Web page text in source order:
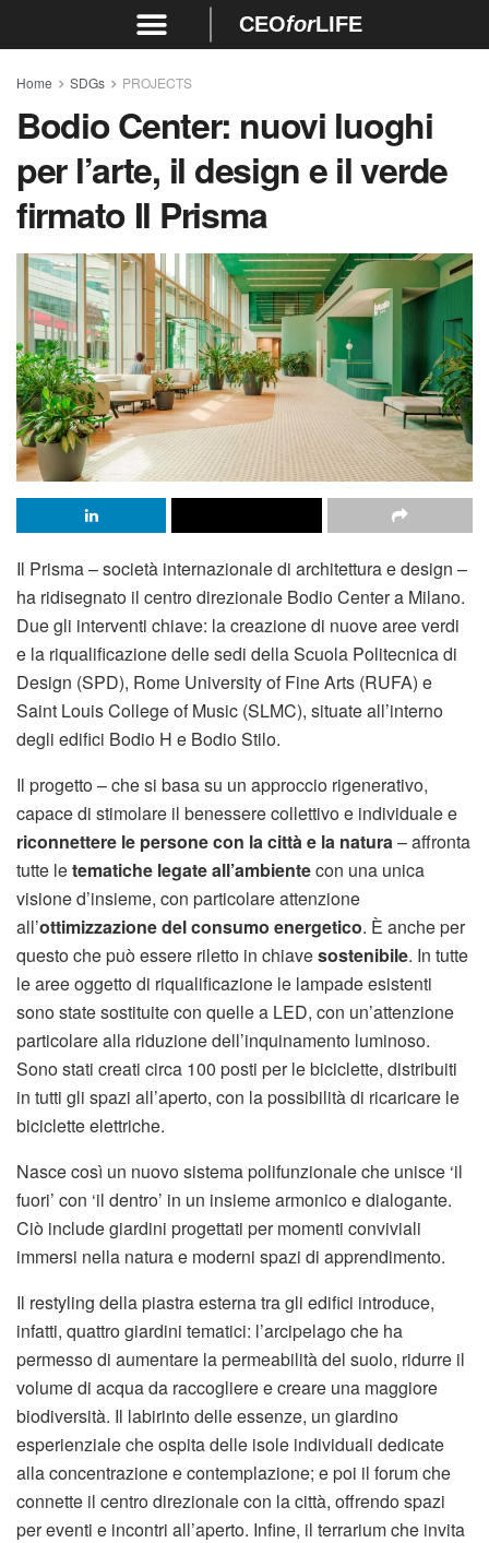
CEOforLIFE
Home SDGs PROJECTS
Bodio Center: nuovi luoghi
per l’arte, il design e il verde
firmato Il Prisma
Il Prisma – società internazionale di architettura e design –
ha ridisegnato il centro direzionale Bodio Center a Milano.
Due gli interventi chiave: la creazione di nuove aree verdi
e la riqualificazione delle sedi della Scuola Politecnica di
Design (SPD), Rome University of Fine Arts (RUFA) e
Saint Louis College of Music (SLMC), situate all’interno
degli edifici Bodio H e Bodio Stilo.
Il progetto – che si basa su un approccio rigenerativo,
capace di stimolare il benessere collettivo e individuale e
riconnettere le persone con la città e la natura– affronta
tutte letematiche legate all’ambientecon una unica
visione d’insieme, con particolare attenzione
all’ottimizzazione del consumo energetico. È anche per
questo che può essere riletto in chiavesostenibile. In tutte
le aree oggetto di riqualificazione le lampade esistenti
sono state sostituite con quelle a LED, con un’attenzione
particolare alla riduzione dell’inquinamento luminoso.
Sono stati creati circa 100 posti per le biciclette, distribuiti
in tutti gli spazi all’aperto, con la possibilità di ricaricare le
biciclette elettriche.
Nasce così un nuovo sistema polifunzionale che unisce ‘il
fuori’ con ‘il dentro’ in un insieme armonico e dialogante.
Ciò include giardini progettati per momenti conviviali
immersi nella natura e moderni spazi di apprendimento.
Il restyling della piastra esterna tra gli edifici introduce,
infatti, quattro giardini tematici: l’arcipelago che ha
permesso di aumentare la permeabilità del suolo, ridurre il
volume di acqua da raccogliere e creare una maggiore
biodiversità. Il labirinto delle essenze, un giardino
esperienziale che ospita delle isole individuali dedicate
alla concentrazione e contemplazione; e poi il forum che
connette il centro direzionale con la città, offrendo spazi
per eventi e incontri all’aperto. Infine, il terrarium che invita